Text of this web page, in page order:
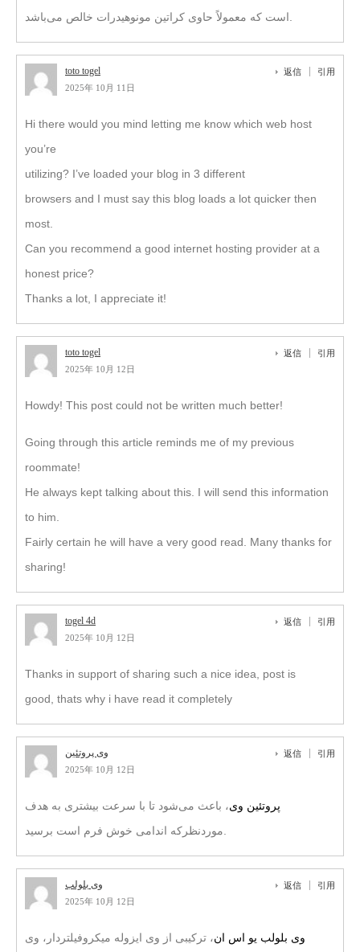
است که معمولاً حاوی کراتین مونوهیدرات خالص می‌باشد.
toto togel
2025年 10月 11日
返信 引用
Hi there would you mind letting me know which web host
you’re
utilizing? I’ve loaded your blog in 3 different
browsers and I must say this blog loads a lot quicker then
most.
Can you recommend a good internet hosting provider at a
honest price?
Thanks a lot, I appreciate it!
toto togel
2025年 10月 12日
返信 引用
Howdy! This post could not be written much better!
Going through this article reminds me of my previous
roommate!
He always kept talking about this. I will send this information
to him.
Fairly certain he will have a very good read. Many thanks for
sharing!
togel 4d
2025年 10月 12日
返信 引用
Thanks in support of sharing such a nice idea, post is
good, thats why i have read it completely
وی پروتئین
2025年 10月 12日
返信 引用
پروتئین وی، باعث می‌شود تا با سرعت بیشتری به هدف
مورد‌نظرکه اندامی خوش فرم است برسید.
وی بلولب
2025年 10月 12日
返信 引用
وی بلولب یو اس ان، ترکیبی از وی ایزوله میکروفیلتردار، وی